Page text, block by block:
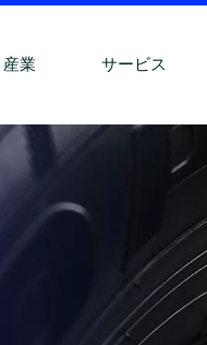
産業 サービス